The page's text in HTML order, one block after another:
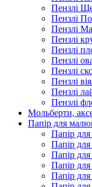
Пензлі
Пензлі
Пензлі
Пензлі
Пензлі
Пензлі
Пензлі
Пензлі
Пензлі
Пензлі
Мольберти,
Папір для
Папір для
Папір для
Папір
Папір для
Папір